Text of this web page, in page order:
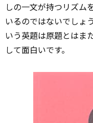
しの一文が持つリズム
いるのではないでしょ
いう英題は原題とはま
して面白いです。